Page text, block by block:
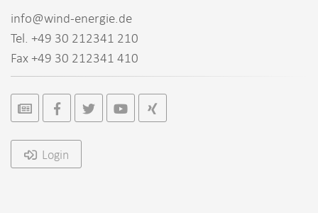
info@wind-energie.de
Tel. +49 30 212341 210
Fax +49 30 212341 410
Login